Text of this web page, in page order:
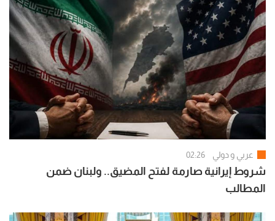
عربي و دولي 02:26
شروط إيرانية صارمة لفتح المضيق.. ولبنان ضمن
المطالب